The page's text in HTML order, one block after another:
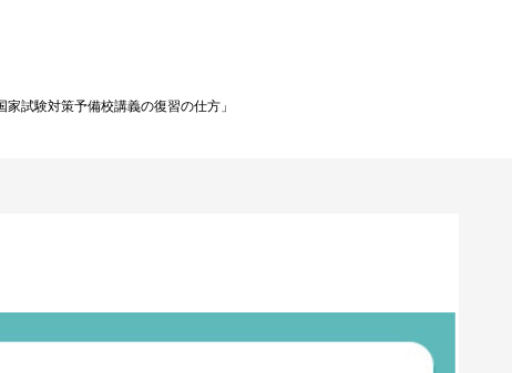
試験対策予備校講義の復習の仕方」